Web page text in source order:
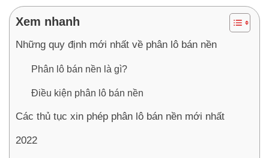
Xem nhanh
Những quy định mới nhất về phân lô bán nền
Phân lô bán nền là gì?
Điều kiện phân lô bán nền
Các thủ tục xin phép phân lô bán nền mới nhất
2022